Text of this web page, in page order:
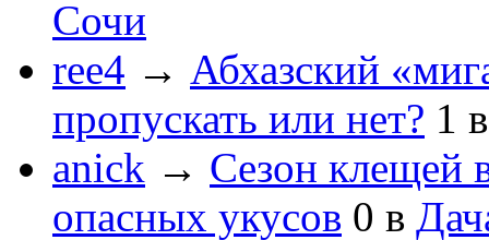
Сочи
ree4 → Абхазский
пропускать или нет? 1
anick → Сезон клещей
опасных укусов 0 в